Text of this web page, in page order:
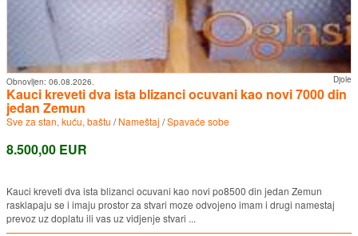
Djole
Obnovljen: 06.08.2026.
Kauci kreveti dva ista blizanci ocuvani kao novi 7000 din
jedan Zemun
Sve za stan, kuću, baštu /Nameštaj /Spavaće sobe
8.500,00 EUR
Kauci kreveti dva ista blizanci ocuvani kao novi po8500 din jedan Zemun
rasklapaju se i imaju prostor za stvari moze odvojeno imam i drugi namestaj
prevoz uz doplatu ili vas uz vidjenje stvari ...